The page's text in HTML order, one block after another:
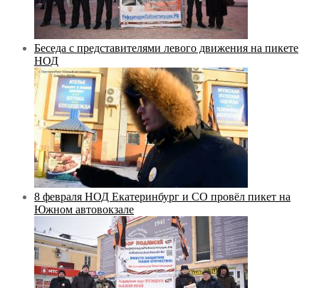
Беседа с представителями левого движения на пикете
НОД
8 февраля НОД Екатеринбург и СО провёл пикет на
Южном автовокзале